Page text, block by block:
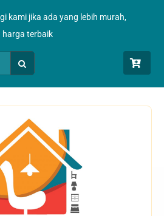
kami jika ada yang lebih murah,
harga terbaik